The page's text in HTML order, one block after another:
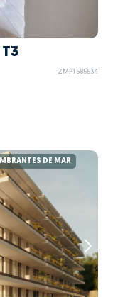
ZMPT585634
DE MAR